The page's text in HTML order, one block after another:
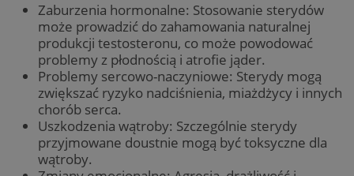
Zaburzenia hormonalne: Stosowanie sterydów
może prowadzić do zahamowania naturalnej
produkcji testosteronu, co może powodować
problemy z płodnością i atrofie jąder.
Problemy sercowo-naczyniowe: Sterydy mogą
zwiększać ryzyko nadciśnienia, miażdżycy i innych
chorób serca.
Uszkodzenia wątroby: Szczególnie sterydy
przyjmowane doustnie mogą być toksyczne dla
wątroby.